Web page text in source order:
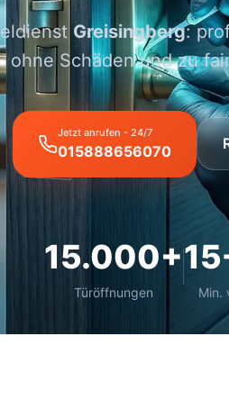
Greisingberg:
ohne Schäden und zu
Jetzt anrufen - 24/7
015888656070
15.000+
Türöffnungen Min.